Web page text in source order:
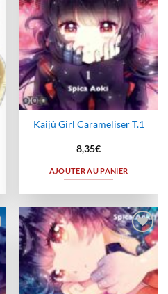
Kaijû Girl Carameliser T.1
8,35€
AJOUTER AU PANIER
Ajouter
à la